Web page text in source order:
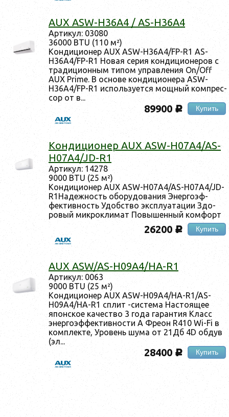
AUX ASW-H36A4 / AS-H36A4
Ар­ти­кул: 03080
36000 BTU (110 м²)
Кон­ди­ци­онер AUX ASW-H36A4/FP-R1 AS-
H36A4/FP-R1 Но­вая се­рия кон­ди­ци­оне­ров с
тра­дици­он­ным ти­пом уп­равле­ния On/Off
AUX Prime. В ос­но­ве кон­ди­ци­оне­ра ASW-
H36A4/FP-R1 ис­поль­зу­ет­ся мощ­ный ком­прес­
сор от в...
89900 c Купить
Кон­ди­ци­онер AUX ASW-H07A4/AS-
H07A4/JD-R1
Ар­ти­кул: 14278
9000 BTU (25 м²)
Кон­ди­ци­онер AUX ASW-H07A4/AS-H07A4/JD-
R1На­деж­ность обо­рудо­вания Энер­го­эф­
фектив­ность Удобс­тво экс­плу­ата­ции Здо­
ровый мик­рокли­мат По­вышен­ный ком­форт
26200 c Купить
AUX ASW/AS-H09A4/HA-R1
Ар­ти­кул: 0063
9000 BTU (25 м²)
Кон­ди­ци­онер AUX ASW-H09A4/HA-R1/AS-
H09A4/HA-R1 сплит -сис­те­ма Нас­то­ящее
япон­ское ка­чес­тво 3 го­да га­ран­тия Класс
энер­го­эф­фектив­ности A Фре­он R410 Wi-Fi в
ком­плек­те, Уро­вень шу­ма от 21Дб 4D об­дув
(эл...
28400 c Купить